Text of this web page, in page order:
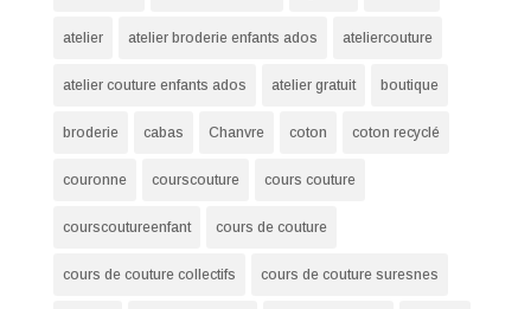
atelier atelier broderie enfants ados ateliercouture
atelier couture enfants ados atelier gratuit boutique
broderie cabas Chanvre coton coton recyclé
couronne courscouture cours couture
courscoutureenfant cours de couture
cours de couture collectifs cours de couture suresnes